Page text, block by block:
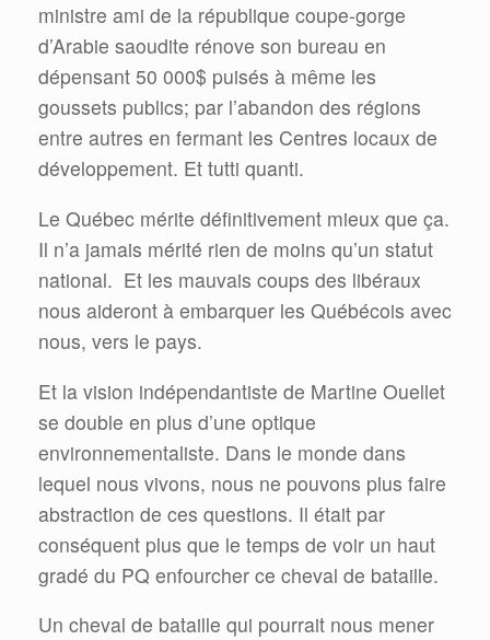
ministre ami de la république coupe-gorge
d’Arabie saoudite rénove son bureau en
dépensant 50 000$ puisés à même les
goussets publics; par l’abandon des régions
entre autres en fermant les Centres locaux de
développement. Et tutti quanti.
Le Québec mérite définitivement mieux que ça.
Il n’a jamais mérité rien de moins qu’un statut
national. Et les mauvais coups des libéraux
nous aideront à embarquer les Québécois avec
nous, vers le pays.
Et la vision indépendantiste de Martine Ouellet
se double en plus d’une optique
environnementaliste. Dans le monde dans
lequel nous vivons, nous ne pouvons plus faire
abstraction de ces questions. Il était par
conséquent plus que le temps de voir un haut
gradé du PQ enfourcher ce cheval de bataille.
Un cheval de bataille qui pourrait nous mener